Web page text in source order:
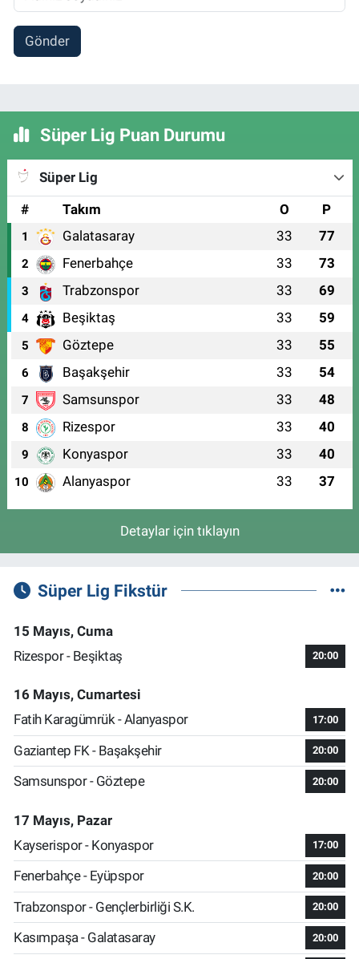
Gönder
Süper Lig Puan Durumu
Süper Lig
#
Takım O P
1 Galatasaray 33 77
2 Fenerbahçe 33 73
3 Trabzonspor 33 69
4 Beşiktaş 33 59
5 Göztepe 33 55
6 Başakşehir 33 54
7 Samsunspor 33 48
8 Rizespor 33 40
9 Konyaspor 33 40
10 Alanyaspor 33 37
Detaylar için tıklayın
Süper Lig Fikstür
15 Mayıs, Cuma
Rizespor - Beşiktaş
20:00
16 Mayıs, Cumartesi
Fatih Karagümrük - Alanyaspor
17:00
Gaziantep FK - Başakşehir 20:00
Samsunspor - Göztepe 20:00
17 Mayıs, Pazar
Kayserispor - Konyaspor
17:00
Fenerbahçe - Eyüpspor 20:00
Trabzonspor - Gençlerbirliği S.K. 20:00
Kasımpaşa - Galatasaray 20:00